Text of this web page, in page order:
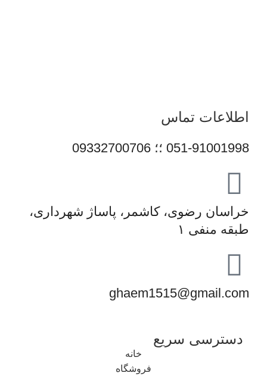
اطلاعات تماس
051-91001998 ؛؛ 09332700706
خراسان رضوی، کاشمر، پاساژ شهرداری،
طبقه منفی ۱
ghaem1515@gmail.com
دسترسی سریع
خانه
فروشگاه